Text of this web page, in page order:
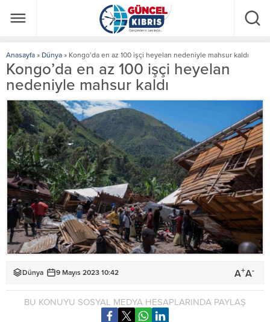
Anasayfa » Dünya » Kongo’da en az 100 işçi heyelan nedeniyle mahsur kaldı
Kongo’da en az 100 işçi heyelan
nedeniyle mahsur kaldı
Dünya 9 Mayıs 2023 10:42 A+A-
BU KONUYU SOSYAL MEDYA HESAPLARINDA PAYLAŞ